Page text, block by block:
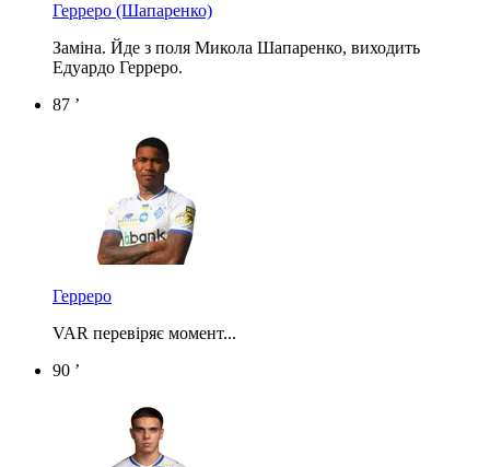
Герреро (Шапаренко)
Заміна. Йде з поля Микола Шапаренко, виходить
Едуардо Герреро.
87 ’
Герреро
VAR перевіряє момент...
90 ’